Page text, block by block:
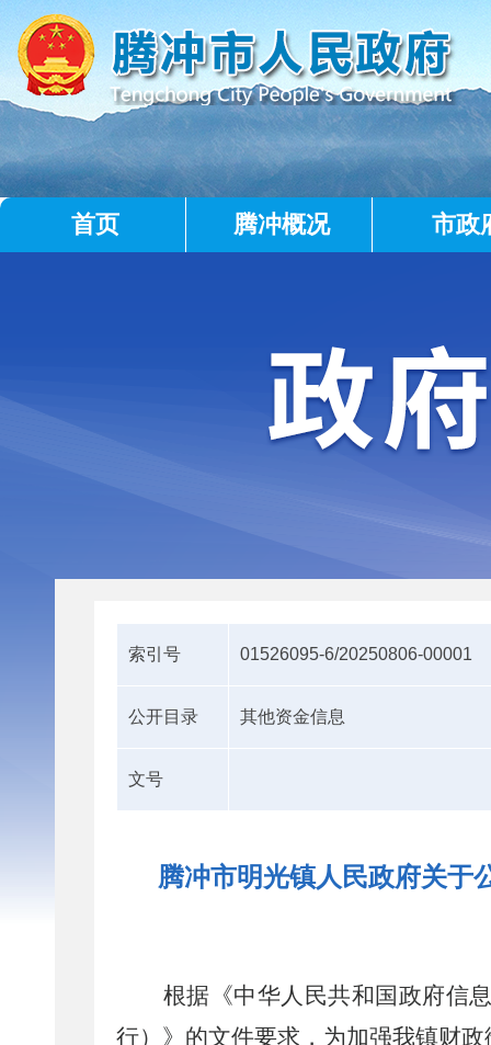
首页 腾冲概况 市政
索引号 01526095-6/20250806-00001
公开目录 其他资金信息
文号
腾冲市明光镇人民政府关于
根据《中华人民共和国政府信
行）》的文件要求，为加强我镇财